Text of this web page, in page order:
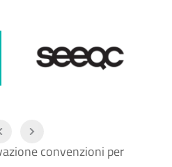
convenzioni per